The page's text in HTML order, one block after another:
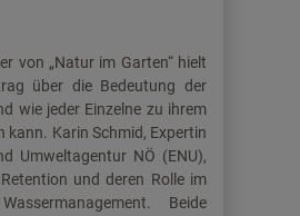
von „Natur im Garten“ hielt
über die Bedeutung der
wie jeder Einzelne zu ihrem
kann. Karin Schmid, Expertin
Umweltagentur NÖ (ENU),
und deren Rolle im
Beide